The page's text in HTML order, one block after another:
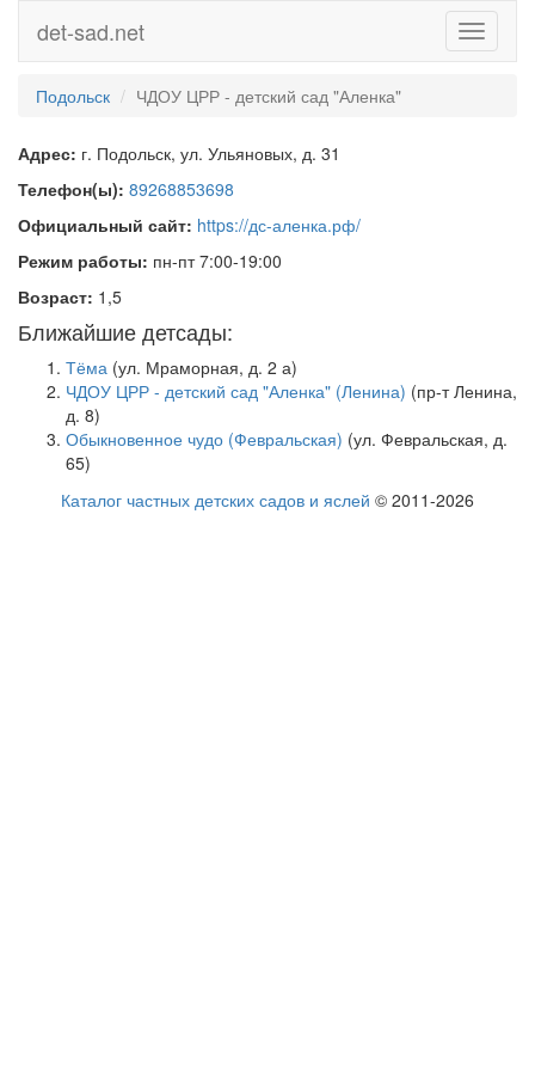
Toggle
det-sad.net
Подольск ЧДОУ ЦРР - детский сад "Аленка"
Адрес: г. Подольск, ул. Ульяновых, д. 31
Телефон(ы): 89268853698
Официальный сайт: https://дс-аленка.рф/
Режим работы: пн-пт 7:00-19:00
Возраст: 1,5
Ближайшие детсады:
Тёма (ул. Мраморная, д. 2 а)
ЧДОУ ЦРР - детский сад "Аленка" (Ленина) (пр-т Ленина,
д. 8)
Обыкновенное чудо (Февральская) (ул. Февральская, д.
65)
Каталог частных детских садов и яслей © 2011-2026